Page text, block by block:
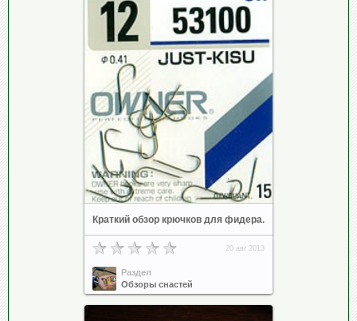
Краткий обзор крючков для фидера.
20 авг 2013
Раздел
Обзоры снастей